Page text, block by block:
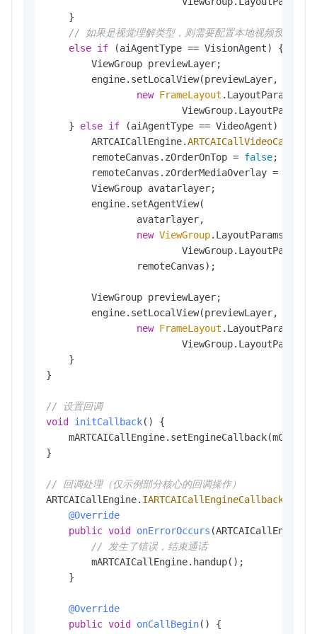
    }
// 如果是视觉理解类型，则需要配置本地视频预览显示
else if (aiAgentType == VisionAgent) {
        ViewGroup previewLayer;
        engine.setLocalView(previewLayer,
new FrameLayout
    }
else if (aiAgentType == VideoAgent) {
        ARTCAICallEngine.
ARTCAICallVideoCanvas
        remoteCanvas.zOrderOnTop =
false;
        remoteCanvas.zOrderMediaOverlay =
        ViewGroup avatarlayer;
        engine.setAgentView(
                avatarlayer,
new ViewGroup
                remoteCanvas);
        ViewGroup previewLayer;
        engine.setLocalView(previewLayer,
new FrameLayout
    }
}
// 设置回调
void
initCallback()
{
}
// 回调处理（仅示例部分核心的回调操作）
ARTCAICallEngine. IARTCAICallEngineCallback
@Override
public void onErrorOccurs
// 发生了错误，结束通话
        mARTCAICallEngine.handup();
    }
@Override
public void onCallBegin() {